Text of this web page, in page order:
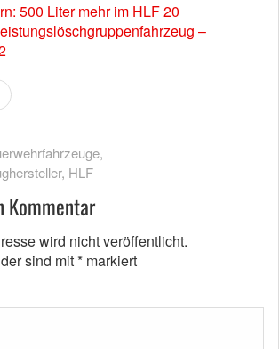
500 Liter mehr im HLF 20
–
,
, HLF
Kommentar
wird nicht veröffentlicht.
sind mit* markiert